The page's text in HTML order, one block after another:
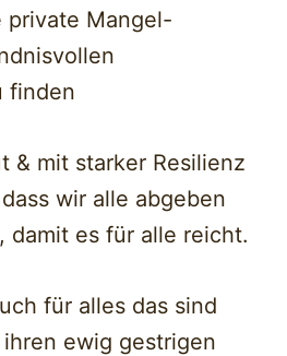
Mangel-
finden
& mit starker Resilienz
wir alle abgeben
damit es für alle reicht.
für alles das sind
ewig gestrigen